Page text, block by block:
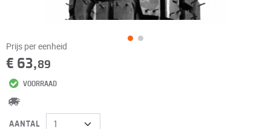
Prijs per eenheid
€ 63,89
VOORRAAD
AANTAL